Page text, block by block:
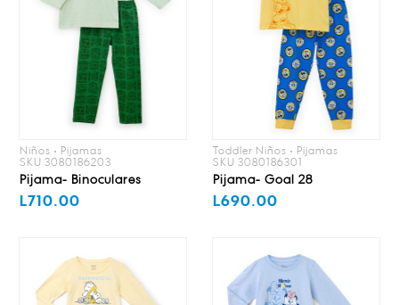
Niños • Pijamas
SKU 3080186203
Pijama- Binoculares
L710.00
Toddler Niños • Pijamas
SKU 3080186301
Pijama- Goal 28
L690.00